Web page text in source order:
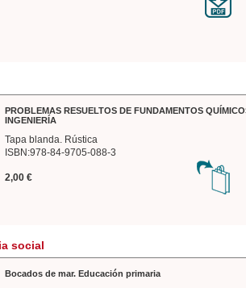
PROBLEMAS RESUELTOS DE FUNDAMENTOS
INGENIERÍA
Tapa blanda. Rústica
ISBN:978-84-9705-088-3
2,00 €
social
Bocados de mar. Educación primaria